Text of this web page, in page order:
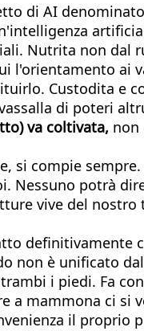
di AI denominato
Nutrita non dal
l'orientamento ai
Custodita e
di poteri
va coltivata, non
si compie
Nessuno potrà
vive del nostro
definitivamente
non è unificato
i piedi. Fa
a mammona ci si
il proprio